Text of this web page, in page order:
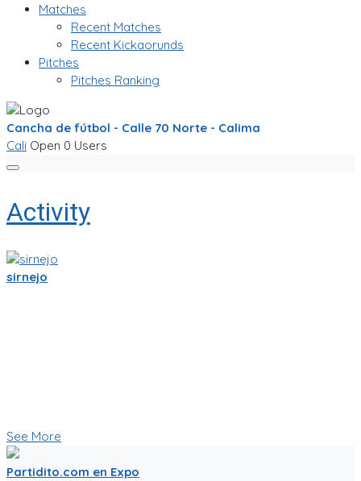
Matches
Recent Matches
Recent Kickaorunds
Pitches
Pitches Ranking
Cancha de fútbol - Calle 70 Norte - Calima
Cali Open 0 Users
Activity
sirnejo
See More
Partidito.com en Expo